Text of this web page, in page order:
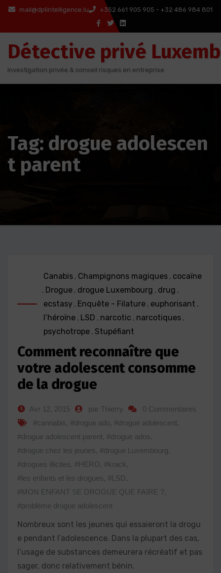
Aller
contenu
mail@dplintelligence.lu +352 661 905 905 - +32 486 984 801
Détective privé
Investigation privée & conseil risques en entreprise
Tag: drogue adolescen
t parent
Canabis , Champignons magiques , cocaïne
, Drogue , drogue Luxembourg , drug ,
ecstasy , Enquête - Filature , euphorisant ,
l’héroïne , LSD , narcotic , narcotiques ,
psychotrope , Stupéfiant
Comment reconnaître que
votre adolescent consomme
de la drogue
Avr 12, 2015 par Thierry
0 Commentaires
#cannabis, #drogue ado, #drogue adolescent,
#drogue adolescent parent, #drogue ados,
#drogue chez les jeunes, #drogue Luxembourg,
#drogues illicites, #HERO, #krack,
#les enfants et les drogues, #LSD,
#MON ENFANT SE DROGUE QUE FAIRE ?,
#problème drogue adolescent
Nombreux sont les jeunes qui essaieront la drogu
e pendant l’adolescence. Dans la plupart des cas,
l’usage de substances demeurera récréatif et pas
sager, donc relativement bénin.